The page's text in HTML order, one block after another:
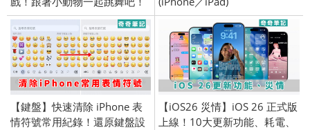
(iPhone/iPad)
【鍵盤】快速清除 iPhone 表
情符號常用紀錄！還原鍵盤設
【iOS26 災情】iOS 26 正式版
上線！10大更新功能、耗電、